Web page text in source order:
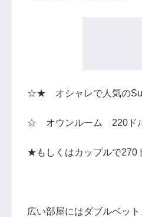
☆★ オシャレで人気の
☆ オウンルーム 220
★もしくはカップルで270
広い部屋にはダブルベッ